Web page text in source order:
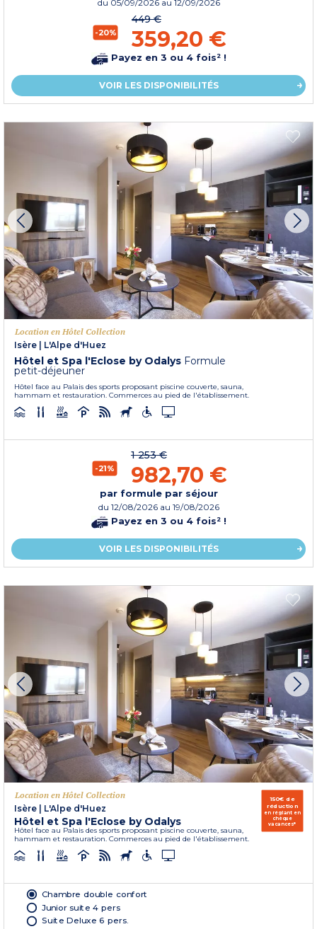
du 05/09/2026 au 12/09/2026
-20%
449 €
359,20 €
Payez en 3 ou 4 fois² !
VOIR LES DISPONIBILITÉS
Location en Hôtel Collection
Isère
L'Alpe d'Huez
Hôtel et Spa l'Eclose by Odalys Formule
petit-déjeuner
Hôtel face au Palais des sports proposant piscine couverte, sauna,
hammam et restauration. Commerces au pied de l'établissement.
-21%
1 253 €
982,70 €
par formule par séjour
du 12/08/2026 au 19/08/2026
Payez en 3 ou 4 fois² !
VOIR LES DISPONIBILITÉS
Location en Hôtel Collection
Isère
L'Alpe d'Huez
Hôtel et Spa l'Eclose by Odalys
Hôtel face au Palais des sports proposant piscine couverte, sauna,
hammam et restauration. Commerces au pied de l'établissement.
150€ de
réduction
en réglant en
chèque
vacances*
Chambre double confort
Junior suite 4 pers
Suite Deluxe 6 pers.